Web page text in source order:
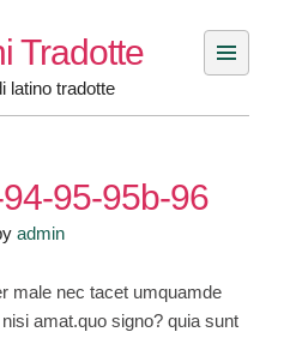
Tradotte
latino tradotte
95-95b-96
admin
male nec tacet umquamde
amat.quo signo? quia sunt